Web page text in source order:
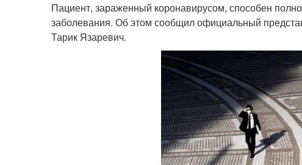
Пациент, зараженный коронавирусом, способен
заболевания. Об этом сообщил официальный
Тарик Язаревич.